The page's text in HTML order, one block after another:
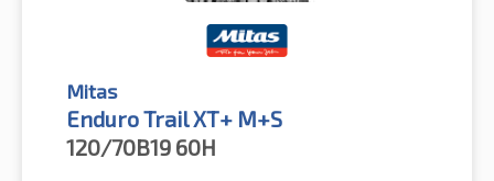
Mitas
Enduro Trail XT+ M+S
120/70B19 60H